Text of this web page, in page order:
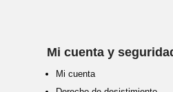
Mi cuenta y
Mi cuenta